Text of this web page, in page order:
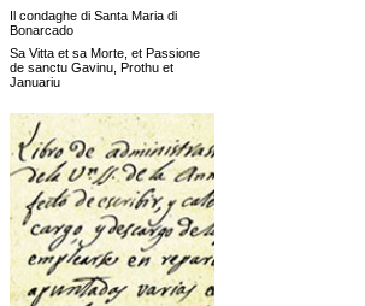
Il condaghe di Santa Maria di
Bonarcado
Sa Vitta et sa Morte, et Passione
de sanctu Gavinu, Prothu et
Januariu